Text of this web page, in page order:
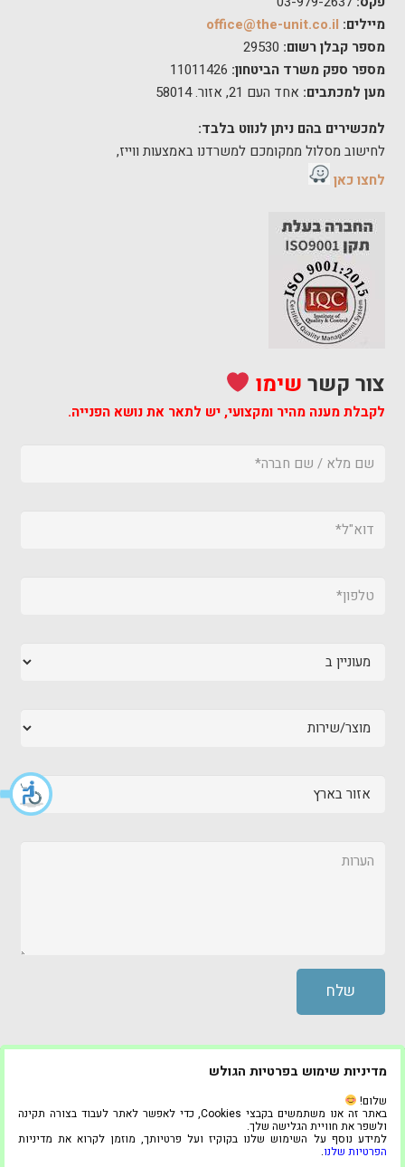
מיילים:
מספר קבלן רשום:
מספר ספק משרד הביטחון:
מען למכתבים: אחד העם 21, אזור. 58014
למכשירים בהם ניתן לנווט בלבד:
לחישוב מסלול ממקומכם למשרדנו באמצעות ווייז,
לחצו כאן
צור קשר שימו
לקבלת מענה מהיר ומקצועי,יש לתאר את נושא הפנייה.
© כל הזכויות שמורות ל “היחידה לאחזקה” 2020
בניית אתרים ושיווק דיגיטלי
מדיניות שימוש בפרטיות הגולש
שלום!
באתר זה אנו משתמשים בקבצי Cookies, כדי לאפשר לאתר לעבוד בצורה תקינה
ולשפר את חוויית הגלישה שלך.
למידע נוסף על השימוש שלנו בקוקיז ועל פרטיותך, מוזמן לקרוא את מדיניות
הפרטיות שלנו.